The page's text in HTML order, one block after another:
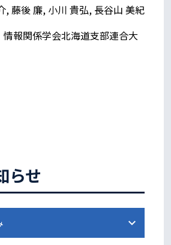
らせ
, 藤後 廉, 小川 貴弘, 長谷山 美紀
報関係学会北海道支部連合大